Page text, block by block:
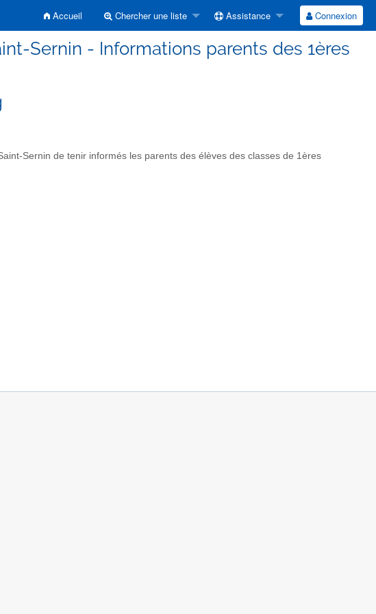
Accueil Chercher une liste Assistance Connexion
Sernin - Informations parents des 1ères
Sernin de tenir informés les parents des élèves des classes de 1ères